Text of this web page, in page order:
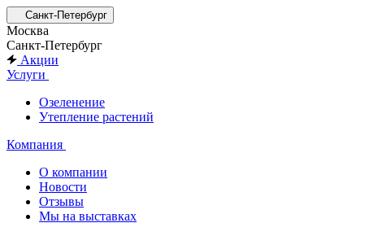
Санкт-Петербург
Москва
Санкт-Петербург
Акции
Услуги
Озеленение
Утепление растений
Компания
О компании
Новости
Отзывы
Мы на выставках